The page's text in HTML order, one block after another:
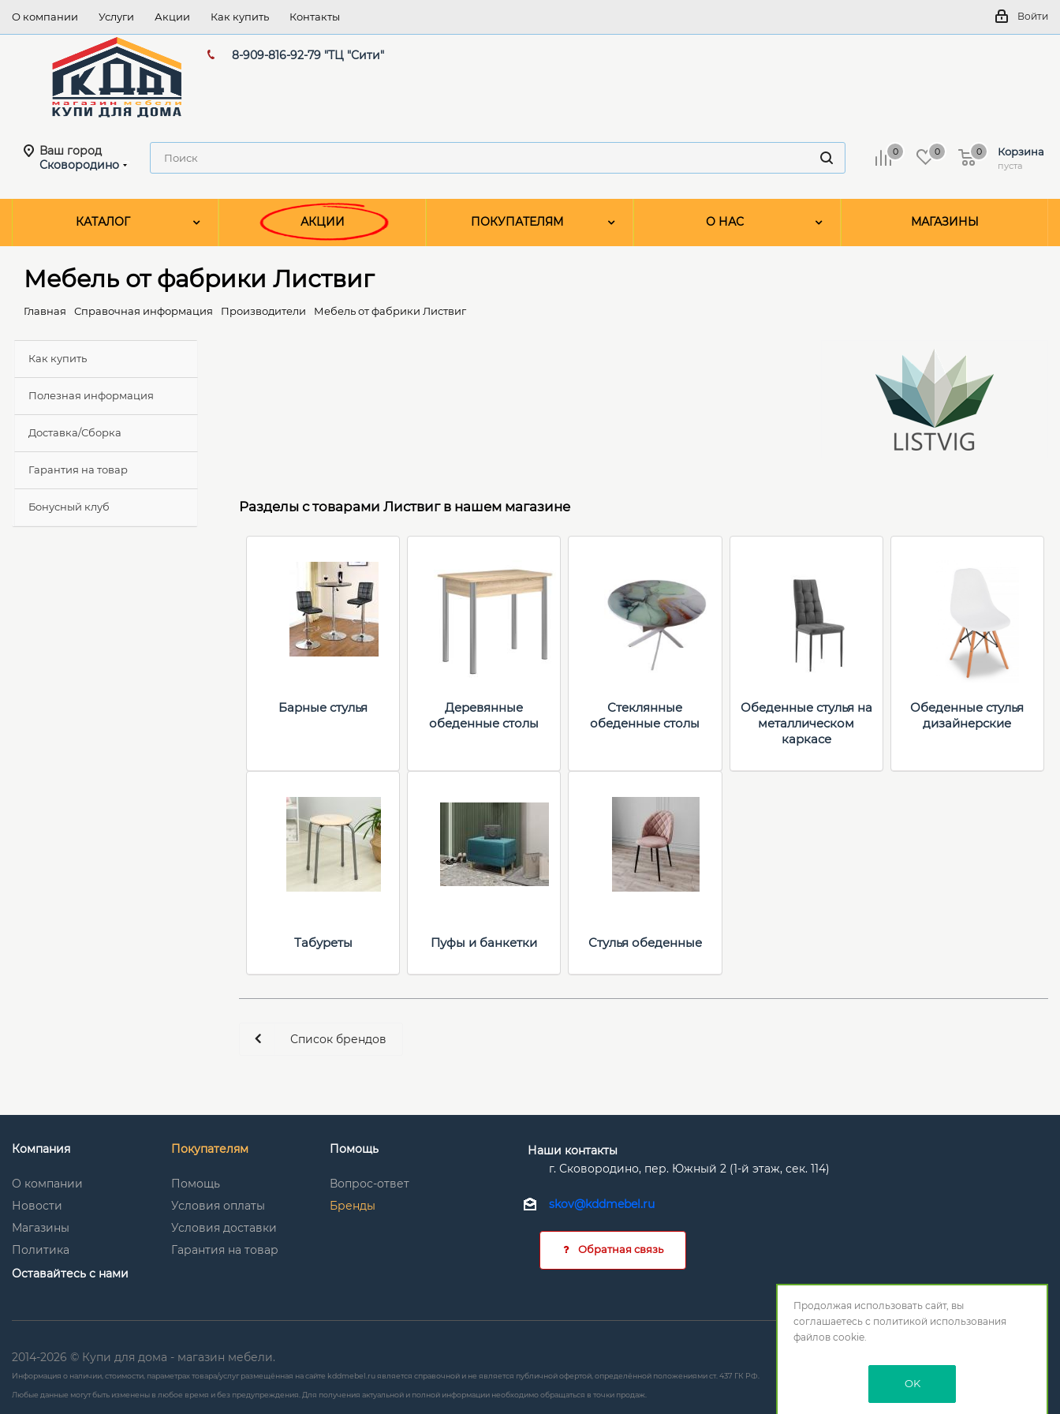
О компании Услуги Акции Как купить Контакты Войти
8-909-816-92-79 "ТЦ "Сити"
Ваш город
Сковородино
0 0 Корзина
пуста
0
КАТАЛОГ АКЦИИ ПОКУПАТЕЛЯМ О НАС МАГАЗИНЫ
Мебель от фабрики Листвиг
Главная Справочная информация Производители Мебель от фабрики Листвиг
Разделы с товарами Листвиг в нашем магазине
Барные стулья
Деревянные
обеденные столы
Стеклянные
обеденные столы
Обеденные стулья на
металлическом
каркасе
Обеденные стулья
дизайнерские
Табуреты Пуфы и банкетки Стулья обеденные
Список брендов
Как купить
Полезная информация
Доставка/Сборка
Гарантия на товар
Бонусный клуб
Компания
О компании
Новости
Магазины
Политика
Покупателям
Помощь
Условия оплаты
Условия доставки
Гарантия на товар
Помощь
Вопрос-ответ
Бренды
Оставайтесь с нами
Наши контакты
г. Сковородино, пер. Южный 2 (1-й этаж, сек. 114)
skov@kddmebel.ru
Обратная связь
2014-2026 © Купи для дома - магазин мебели.
Информация о наличии, стоимости, параметрах товара/услуг размещённая на сайте kddmebel.ru является справочной и не является публичной офертой, определённой положениями ст. 437 ГК РФ.
Любые данные могут быть изменены в любое время и без предупреждения. Для получения актуальной и полной информации необходимо обращаться в точки продаж.
Продолжая использовать сайт, вы
соглашаетесь с политикой использования
файлов cookie.
OK